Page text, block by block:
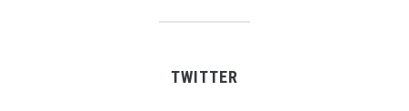
TWITTER